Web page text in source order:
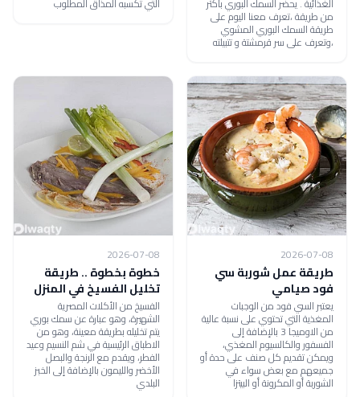
من طريقة ،تعرف معنا اليوم على
طريقة السمك البوري المشوي
،وتعرف على سر قرمشتة و تتبيلته
2026-07-08
طريقة عمل شوربة سي
فود صيامي
يعتبر السي فود من الوجبات
المغذية التي تحتوي على نسبة عالية
من الاوميجا 3 بالإضافة إلى
الفسفور والكالسيوم المغذي،
ويمكن تقديم كل صنف على حدة أو
جميعهم مع بعض سواء في
الشوربة أو المكرونة أو البيتزا
2026-07-08
خطوة بخطوة .. طريقة
تخليل الفسيخ في المنزل
الفسيخ من الأكلات المصرية
الشهيرة، وهو عبارة عن سمك بوري
يتم تخليله بطريقة معينة، وهو من
الاطباق الرئيسية في شم النسيم وعيد
الفطر، ويقدم مع الرنجة والبصل
الأخضر والليمون بالإضافة إلى الخبز
البلدي